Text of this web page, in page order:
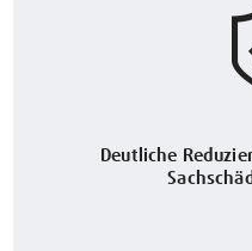
Deutliche